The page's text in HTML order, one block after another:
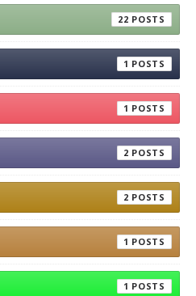
22
1
1
2
2
1
1